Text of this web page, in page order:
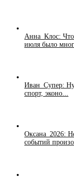
Анна_Клос:
июля было
Иван_Супер:
спорт, эконо...
Оксана_2026:
событий